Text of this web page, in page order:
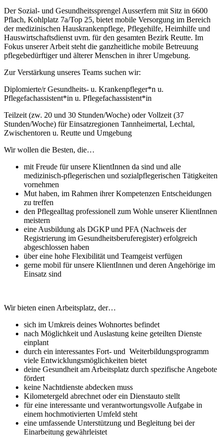
Der Sozial- und Gesundheitssprengel Ausserfern mit Sitz in 6600
Pflach, Kohlplatz 7a/Top 25, bietet mobile Versorgung im Bereich
der medizinischen Hauskrankenpflege, Pflegehilfe, Heimhilfe und
Hauswirtschaftsdienst uvm. für den gesamten Bezirk Reutte. Im
Fokus unserer Arbeit steht die ganzheitliche mobile Betreuung
pflegebedürftiger und älterer Menschen in ihrer Umgebung.
Zur Verstärkung unseres Teams suchen wir:
Diplomierte/r Gesundheits- u. Krankenpfleger*n u.
Pflegefachassistent*in u. Pflegefachassistent*in
Teilzeit (zw. 20 und 30 Stunden/Woche) oder Vollzeit (37
Stunden/Woche) für Einsatzregionen Tannheimertal, Lechtal,
Zwischentoren u. Reutte und Umgebung
Wir wollen die Besten, die…
mit Freude für unsere KlientInnen da sind und alle
medizinisch-pflegerischen und sozialpflegerischen Tätigkeiten
vornehmen
Mut haben, im Rahmen ihrer Kompetenzen Entscheidungen
zu treffen
den Pflegealltag professionell zum Wohle unserer KlientInnen
meistern
eine Ausbildung als DGKP und PFA (Nachweis der
Registrierung im Gesundheitsberuferegister) erfolgreich
abgeschlossen haben
über eine hohe Flexibilität und Teamgeist verfügen
gerne mobil für unsere KlientInnen und deren Angehörige im
Einsatz sind
Wir bieten einen Arbeitsplatz, der…
sich im Umkreis deines Wohnortes befindet
nach Möglichkeit und Auslastung keine geteilten Dienste
einplant
durch ein interessantes Fort- und Weiterbildungsprogramm
viele Entwicklungsmöglichkeiten bietet
deine Gesundheit am Arbeitsplatz durch spezifische Angebote
fördert
keine Nachtdienste abdecken muss
Kilometergeld abrechnet oder ein Dienstauto stellt
für eine interessante und verantwortungsvolle Aufgabe in
einem hochmotivierten Umfeld steht
eine umfassende Unterstützung und Begleitung bei der
Einarbeitung gewährleistet